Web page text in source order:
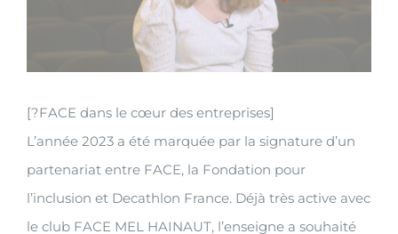
[?FACE dans le cœur des entreprises]
L’année 2023 a été marquée par la signature d’un
partenariat entre FACE, la Fondation pour
l’inclusion et Decathlon France. Déjà très active avec
le club FACE MEL HAINAUT, l’enseigne a souhaité